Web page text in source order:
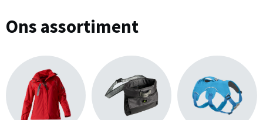
Ons assortiment